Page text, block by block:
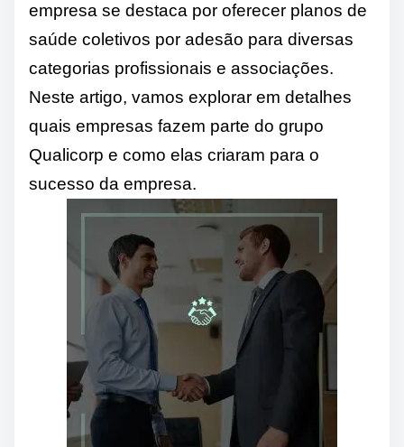
empresa se destaca por oferecer planos de
saúde coletivos por adesão para diversas
categorias profissionais e associações.
Neste artigo, vamos explorar em detalhes
quais empresas fazem parte do grupo
Qualicorp e como elas criaram para o
sucesso da empresa.